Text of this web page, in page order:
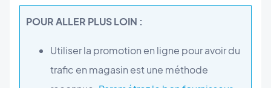
POUR ALLER PLUS LOIN :
Utiliser la promotion en ligne pour avoir du
trafic en magasin est une méthode